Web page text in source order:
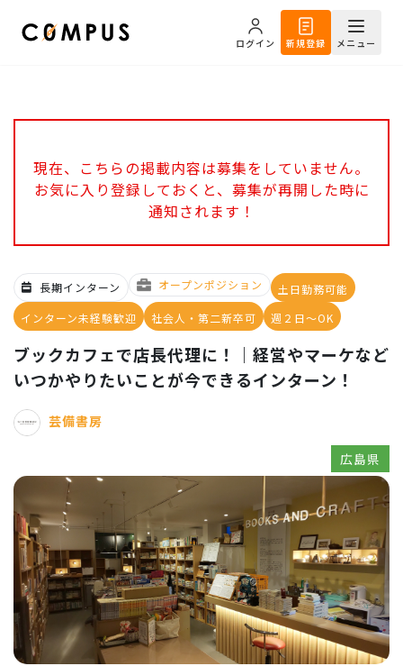
ログイン 新規登録 メニュー
現在、こちらの掲載内容は募集をしていません。
お気に入り登録しておくと、募集が再開した時に
通知されます！
長期インターン オープンポジション
土日勤務可能
インターン未経験歓迎
社会人・第二新卒可 週２日～OK
ブックカフェで店長代理に！｜経営やマーケなど
いつかやりたいことが今できるインターン！
芸備書房
広島県